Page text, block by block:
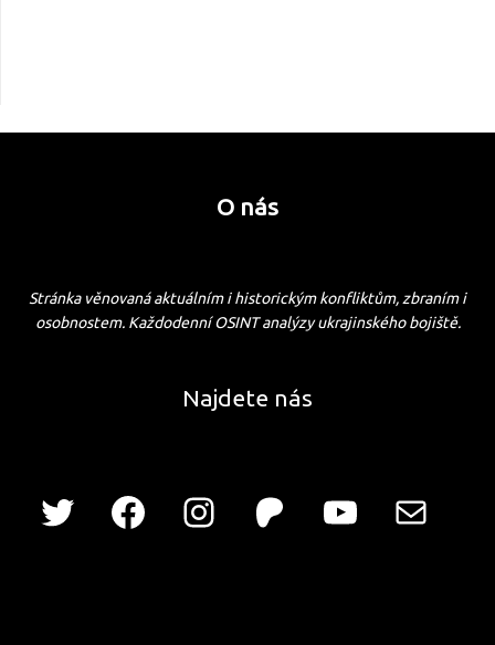
O nás
Stránka věnovaná aktuálním i historickým konfliktům, zbraním i
osobnostem. Každodenní OSINT analýzy ukrajinského bojiště.
Najdete nás